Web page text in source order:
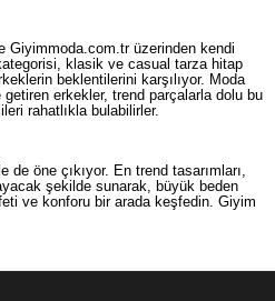
Giyimmoda.com.tr üzerinden kendi
klasik ve casual tarza hitap
beklentilerini karşılıyor. Moda
getiren erkekler, trend parçalarla dolu bu
rahatlıkla bulabilirler.
de öne çıkıyor. En trend tasarımları,
şekilde sunarak, büyük beden
ve konforu bir arada keşfedin. Giyim